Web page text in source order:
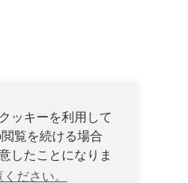
ッキーを利用して
覧を続ける場合
したことになりま
ださい。